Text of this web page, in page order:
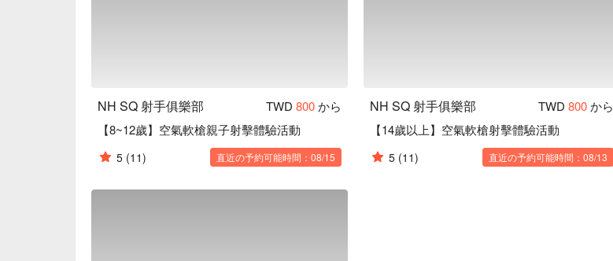
NH SQ 射手俱樂部 TWD 800から
【8~12歲】空氣軟槍親子射擊體驗活動
5 (11) 直近の予約可能時間：08/15
NH SQ 射手俱樂部 TWD 800から
【14歲以上】空氣軟槍射擊體驗活動
5 (11) 直近の予約可能時間：08/13